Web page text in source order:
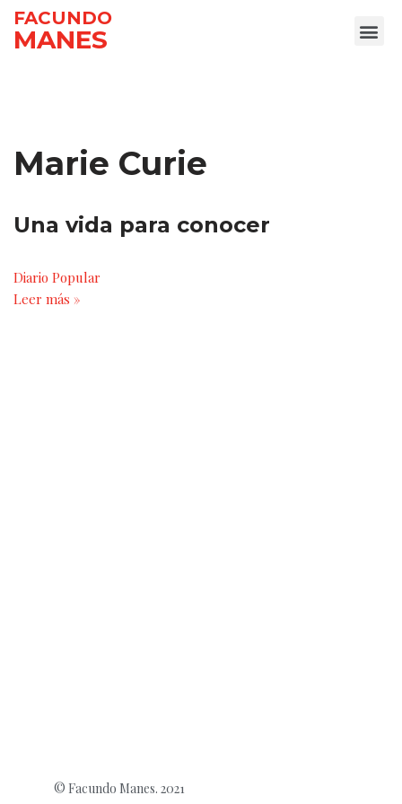
Ir
FACUNDO
MANES
Marie Curie
Una vida para conocer
Diario Popular
Leer más »
© Facundo Manes. 2021